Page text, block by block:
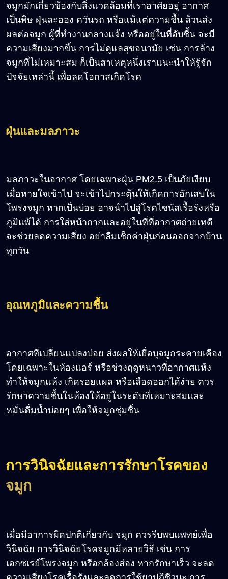
จมูกมักเกี่ยวข้องกับสิ่งแวดล้อมที่เราอาศัยอยู่ อากาศ
เป็นพิษ ฝุ่นละออง ควันรถ หรือแม้แต่ความชื้น ล้วนส่ง
ผลต่อจมูก ผู้ที่ทำงานกลางแจ้ง หรืออยู่ในที่อับชื้น จะมี
ความเสี่ยงมากขึ้น การไม่ดูแลสุขอนามัย เช่น การล้าง
จมูกที่ไม่เหมาะสม ก็เป็นสาเหตุหนึ่งเราแนะนำให้รู้จัก
ปัจจัยเหล่านี้ เพื่อลดโอกาสเกิดโรค
ฝุ่นและมลภาวะ
มลภาวะในอากาศ โดยเฉพาะฝุ่น PM2.5 เป็นภัยเงียบ
เมื่อหายใจเข้าไป จะเข้าไปกระตุ้นให้เกิดการอักเสบใน
โพรงจมูก หากเป็นบ่อย อาจนำไปสู่โรคไซนัสเรื้อรังหรือ
ภูมิแพ้ได้ การใส่หน้ากากและอยู่ในที่ที่อากาศถ่ายเทดี
จะช่วยลดความเสี่ยง อย่าลืมเช็กค่าฝุ่นก่อนออกจากบ้าน
ทุกวัน
อุณหภูมิและความชื้น
อากาศที่เปลี่ยนแปลงบ่อย ส่งผลให้เยื่อบุจมูกระคายเคือง
โดยเฉพาะในห้องแอร์ หรือช่วงฤดูหนาวที่อากาศแห้ง
ทำให้จมูกแห้ง เกิดรอยแผล หรือเลือดออกได้ง่าย ควร
รักษาความชื้นในห้องให้อยู่ในระดับที่เหมาะสมและ
หมั่นดื่มน้ำบ่อยๆ เพื่อให้จมูกชุ่มชื้น
การวินิจฉัยและการรักษาโรคของ
จมูก
เมื่อมีอาการผิดปกติเกี่ยวกับ จมูก ควรรีบพบแพทย์เพื่อ
วินิจฉัย การวินิจฉัยโรคจมูกมีหลายวิธี เช่น การ
เอกซเรย์โพรงจมูก หรือกล้องส่อง หากรักษาเร็ว จะลด